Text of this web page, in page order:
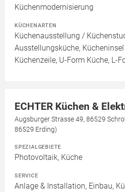
Küchenmodernisierung
KÜCHENARTEN
Küchenausstellung /
Ausstellungsküche,
Küchenzeile, U-Form Küche, L-
ECHTER Küchen &
Augsburger Strasse 49, 86529
86529 Erding)
SPEZIALGEBIETE
Photovoltaik, Küche
SERVICE
Anlage & Installation, Einbau,